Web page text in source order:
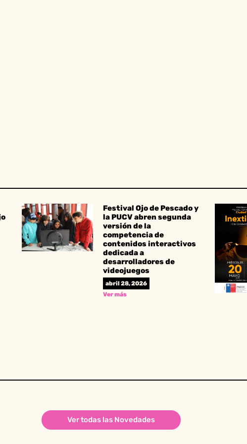
Festival Ojo de Pescado y
la PUCV abren segunda
versión de la
competencia de
contenidos interactivos
dedicada a
desarrolladores de
videojuegos
abril 28, 2026
Ver más
Ver todas las Novedades